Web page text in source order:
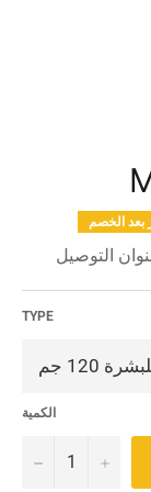
بعد الخصم
TYPE
الكمية
− +